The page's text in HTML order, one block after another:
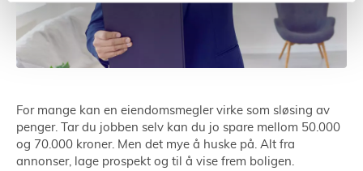
For mange kan en eiendomsmegler virke som sløsing av
penger. Tar du jobben selv kan du jo spare mellom 50.000
og 70.000 kroner. Men det mye å huske på. Alt fra
annonser, lage prospekt og til å vise frem boligen.